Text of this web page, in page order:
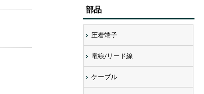
部品
圧着端子
電線/リード線
ケーブル